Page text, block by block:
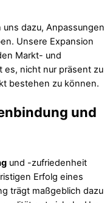
dazu, Anpassungen
Unsere Expansion
Markt- und
es, nicht nur präsent zu
bestehen zu können.
und
und -zufriedenheit
Erfolg eines
trägt maßgeblich dazu